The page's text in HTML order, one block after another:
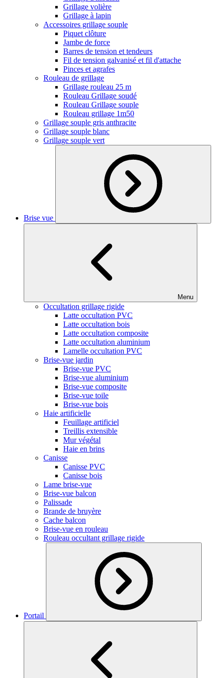
Grillage volière
Grillage à lapin
Accessoires grillage souple
Piquet clôture
Jambe de force
Barres de tension et tendeurs
Fil de tension galvanisé et fil d'attache
Pinces et agrafes
Rouleau de grillage
Grillage rouleau 25 m
Rouleau Grillage soudé
Rouleau Grillage souple
Rouleau grillage 1m50
Grillage souple gris anthracite
Grillage souple blanc
Grillage souple vert
Brise vue
Menu
Occultation grillage rigide
Latte occultation PVC
Latte occultation bois
Latte occultation composite
Latte occultation aluminium
Lamelle occultation PVC
Brise-vue jardin
Brise-vue PVC
Brise-vue aluminium
Brise-vue composite
Brise-vue toile
Brise-vue bois
Haie artificielle
Feuillage artificiel
Treillis extensible
Mur végétal
Haie en brins
Canisse
Canisse PVC
Canisse bois
Lame brise-vue
Brise-vue balcon
Palissade
Brande de bruyère
Cache balcon
Brise-vue en rouleau
Rouleau occultant grillage rigide
Portail